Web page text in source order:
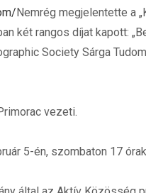
Nemrég megjelentette a
két rangos díjat kapott:
Society Sárga
vezeti.
5-én, szombaton 17